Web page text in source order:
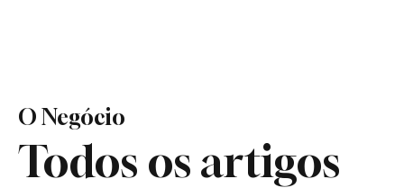
Todos os artigos
O Negócio